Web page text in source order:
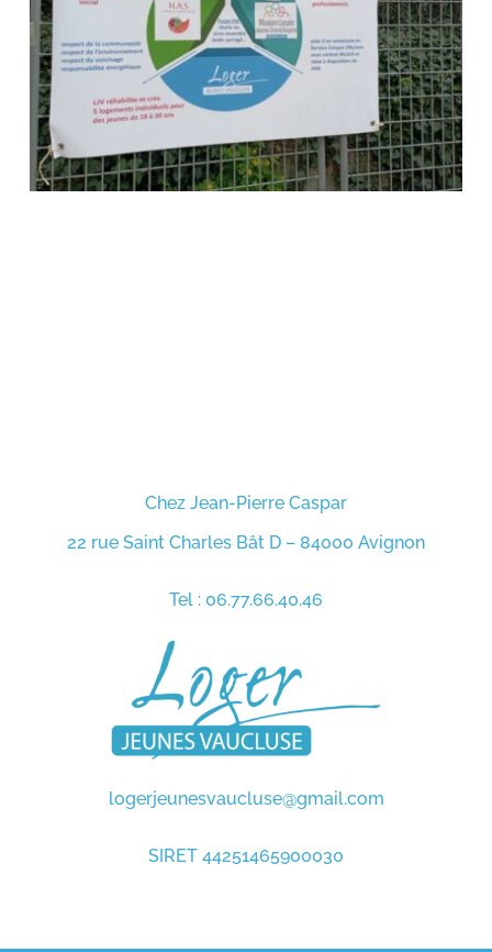
Chez Jean-Pierre Caspar
22 rue Saint Charles Bât D – 84000 Avignon
Tel : 06.77.66.40.46
logerjeunesvaucluse@gmail.com
SIRET 44251465900030